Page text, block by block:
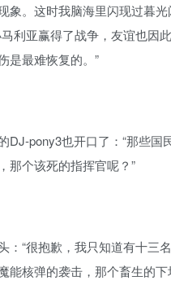
象。这时我脑海里闪现过暮
利亚赢得了战争，友谊也因
是最难恢复的。”
DJ-pony3也开口了：“那些国
那个该死的指挥官呢？”
：“很抱歉，我只知道有十三
能核弹的袭击，那个畜生的下